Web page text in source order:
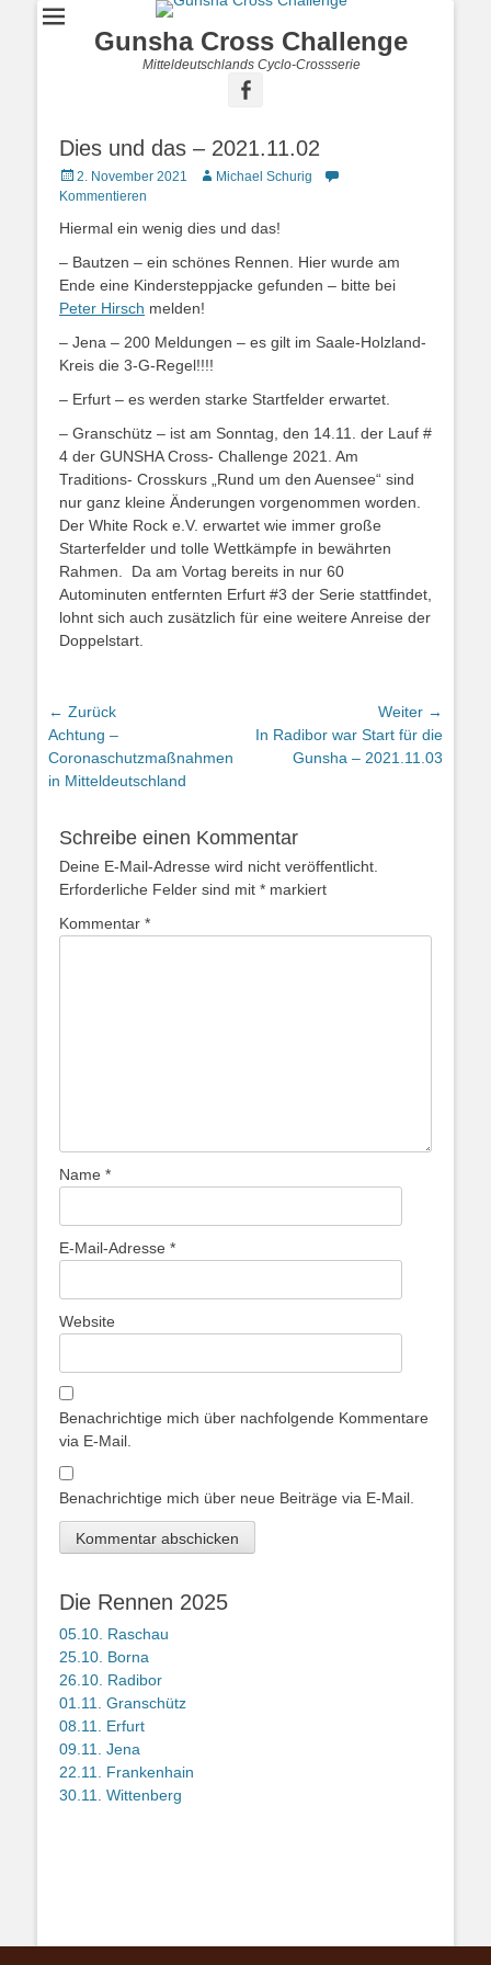
Gunsha Cross Challenge
Mitteldeutschlands Cyclo-Crossserie
Dies und das – 2021.11.02
2. November 2021
Michael Schurig
Kommentieren
Hiermal ein wenig dies und das!
– Bautzen – ein schönes Rennen. Hier wurde am
Ende eine Kindersteppjacke gefunden – bitte bei
Peter Hirsch melden!
– Jena – 200 Meldungen – es gilt im Saale-Holzland-
Kreis die 3-G-Regel!!!!
– Erfurt – es werden starke Startfelder erwartet.
– Granschütz – ist am Sonntag, den 14.11. der Lauf #
4 der GUNSHA Cross- Challenge 2021. Am
Traditions- Crosskurs „Rund um den Auensee“ sind
nur ganz kleine Änderungen vorgenommen worden.
Der White Rock e.V. erwartet wie immer große
Starterfelder und tolle Wettkämpfe in bewährten
Rahmen. Da am Vortag bereits in nur 60
Autominuten entfernten Erfurt #3 der Serie stattfindet,
lohnt sich auch zusätzlich für eine weitere Anreise der
Doppelstart.
← Zurück
Vorhergehender
Beitrag:
Achtung –
Coronaschutzmaßnahmen
in Mitteldeutschland
Weiter →
Nächster
Beitrag:
In Radibor war Start für die
Gunsha – 2021.11.03
Schreibe einen Kommentar
Deine E-Mail-Adresse wird nicht veröffentlicht.
Erforderliche Felder sind mit * markiert
Kommentar *
Name *
E-Mail-Adresse *
Website
Benachrichtige mich über nachfolgende Kommentare
via E-Mail.
Benachrichtige mich über neue Beiträge via E-Mail.
Die Rennen 2025
05.10. Raschau
25.10. Borna
26.10. Radibor
01.11. Granschütz
08.11. Erfurt
09.11. Jena
22.11. Frankenhain
30.11. Wittenberg